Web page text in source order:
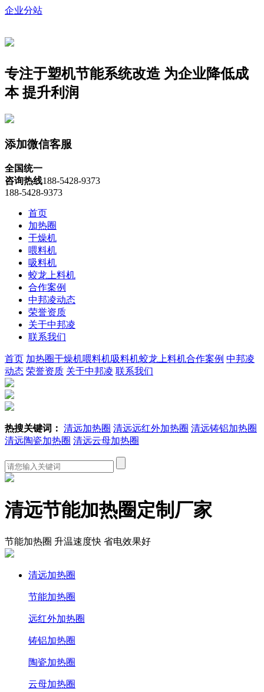
企业分站
专注于塑机节能系统改造 为企业降低成
本 提升利润
添加微信客服
全国统一
咨询热线188-5428-9373
188-5428-9373
首页
加热圈
干燥机
喂料机
吸料机
蛟龙上料机
合作案例
中邦凌动态
荣誉资质
关于中邦凌
联系我们
首页 加热圈干燥机喂料机吸料机蛟龙上料机合作案例 中邦凌
动态 荣誉资质 关于中邦凌 联系我们
热搜关键词： 清远加热圈 清远远红外加热圈 清远铸铝加热圈
清远陶瓷加热圈 清远云母加热圈
清远节能加热圈定制厂家
节能加热圈 升温速度快 省电效果好
清远加热圈
节能加热圈
远红外加热圈
铸铝加热圈
陶瓷加热圈
云母加热圈